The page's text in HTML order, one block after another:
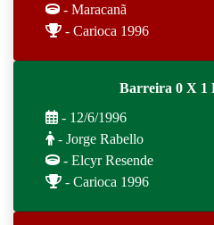
- Maracanã
- Carioca 1996
Barreira 0 X 1
- 12/6/1996
- Jorge Rabello
- Elcyr Resende
- Carioca 1996